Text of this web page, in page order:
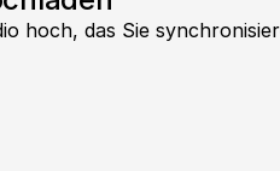
hoch, das Sie